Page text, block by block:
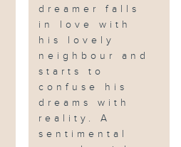
dreamer falls
in love with
his lovely
neighbour and
starts to
confuse his
dreams with
reality. A
sentimental